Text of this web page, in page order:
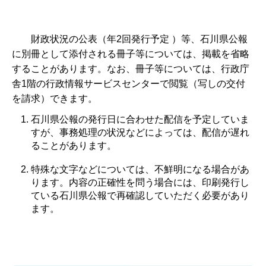
財政状況の公表（年2回発行予定 ）等、石川県公報
に別冊として添付される冊子等については、掲載を省略
することがあります。なお、冊子等については、行政庁
舎1階の行政情報サービスセンターで閲覧（写しの交付
を請求）できます。
石川県公報の発行日に合わせた配信を予定していま
すが、事務処理の状況などによっては、配信が遅れ
ることがあります。
特殊な文字などについては、不鮮明になる場合があ
ります。内容の正確性を問う場合には、印刷発行し
ている石川県公報で再確認していただく必要があり
ます。